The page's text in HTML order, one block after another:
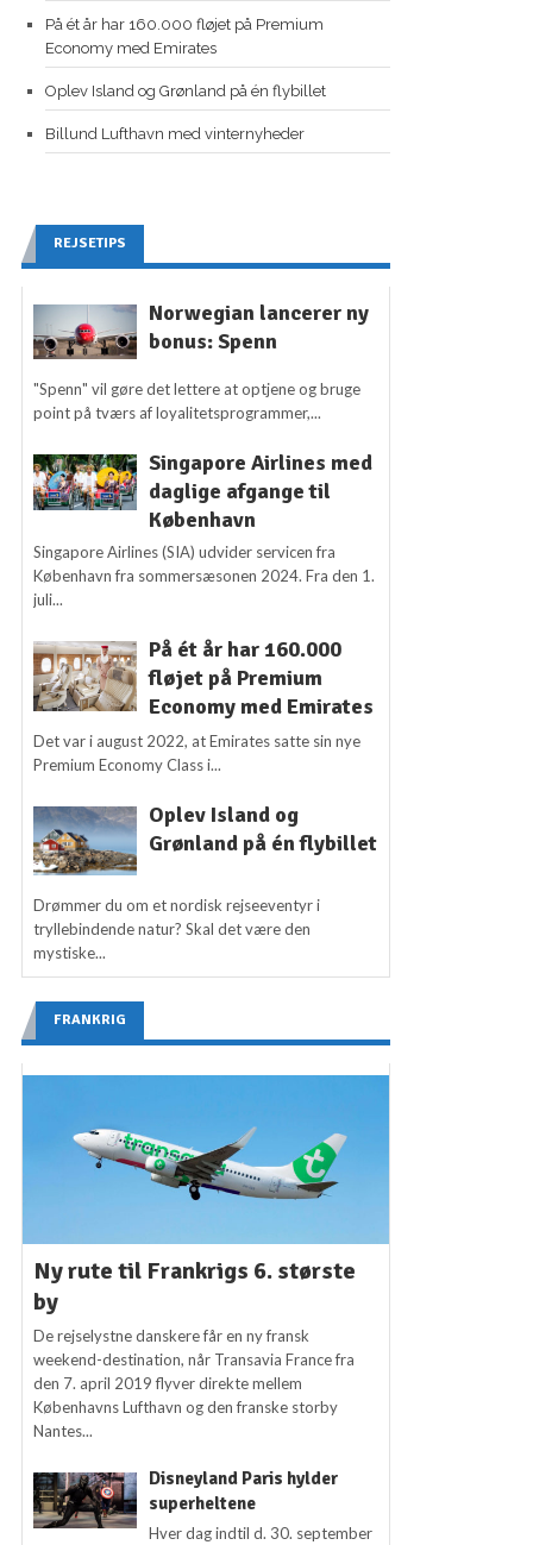
På ét år har 160.000 fløjet på Premium
Economy med Emirates
Oplev Island og Grønland på én flybillet
Billund Lufthavn med vinternyheder
REJSETIPS
Norwegian lancerer ny
bonus: Spenn
"Spenn" vil gøre det lettere at optjene og bruge
point på tværs af loyalitetsprogrammer,...
Singapore Airlines med
daglige afgange til
København
Singapore Airlines (SIA) udvider servicen fra
København fra sommersæsonen 2024. Fra den 1.
juli...
På ét år har 160.000
fløjet på Premium
Economy med Emirates
Det var i august 2022, at Emirates satte sin nye
Premium Economy Class i...
Oplev Island og
Grønland på én flybillet
Drømmer du om et nordisk rejseeventyr i
tryllebindende natur? Skal det være den
mystiske...
FRANKRIG
Ny rute til Frankrigs 6. største
by
De rejselystne danskere får en ny fransk
weekend-destination, når Transavia France fra
den 7. april 2019 flyver direkte mellem
Københavns Lufthavn og den franske storby
Nantes...
Disneyland Paris hylder
superheltene
Hver dag indtil d. 30. september